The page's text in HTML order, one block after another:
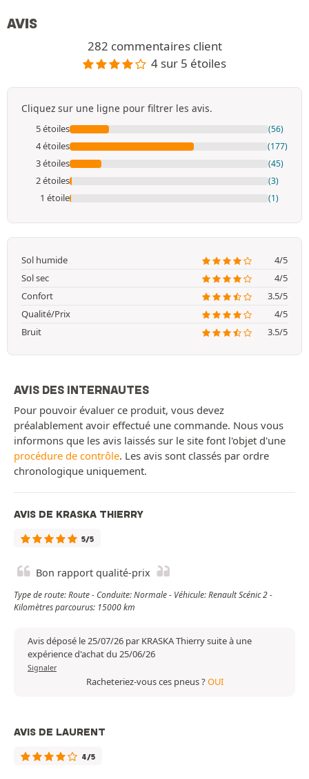
AVIS
282 commentaires client
4 sur 5 étoiles
Cliquez sur une ligne pour filtrer les avis.
5 étoiles (56)
4 étoiles (177)
3 étoiles (45)
2 étoiles (3)
1 étoile (1)
Sol humide
4/5
Sol sec
4/5
Confort
3.5/5
Qualité/Prix
4/5
Bruit
3.5/5
AVIS DES INTERNAUTES
Pour pouvoir évaluer ce produit, vous devez
préalablement avoir effectué une commande. Nous vous
informons que les avis laissés sur le site font l'objet d'une
procédure de contrôle. Les avis sont classés par ordre
chronologique uniquement.
AVIS DE KRASKA THIERRY
5/5
Bon rapport qualité-prix
Type de route: Route - Conduite: Normale - Véhicule: Renault Scénic 2 -
Kilomètres parcourus: 15000 km
Avis déposé le 25/07/26 par KRASKA Thierry suite à une
expérience d'achat du 25/06/26
Signaler
Racheteriez-vous ces pneus ?OUI
AVIS DE LAURENT
4/5